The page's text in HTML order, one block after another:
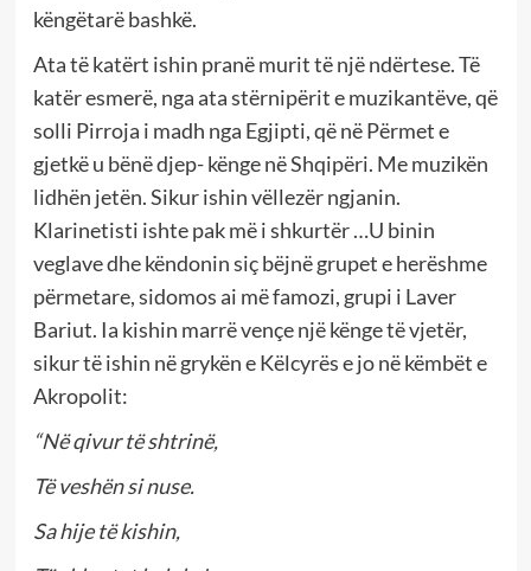
këngëtarë bashkë.
Ata të katërt ishin pranë murit të një ndërtese. Të
katër esmerë, nga ata stërnipërit e muzikantëve, që
solli Pirroja i madh nga Egjipti, që në Përmet e
gjetkë u bënë djep- kënge në Shqipëri. Me muzikën
lidhën jetën. Sikur ishin vëllezër ngjanin.
Klarinetisti ishte pak më i shkurtër …U binin
veglave dhe këndonin siç bëjnë grupet e herëshme
përmetare, sidomos ai më famozi, grupi i Laver
Bariut. Ia kishin marrë vençe një kënge të vjetër,
sikur të ishin në grykën e Këlcyrës e jo në këmbët e
Akropolit:
“Në qivur të shtrinë,
Të veshën si nuse.
Sa hije të kishin,